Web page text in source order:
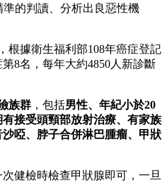
的判讀、分析出良惡性機
根據衛生福利部108年癌症登記
8名，每年大約4850人新診斷
族群 ，包括男性、年紀小於20
接受頭頸部放射治療、有家族
啞、脖子合併淋巴腫瘤、甲狀
健檢時檢查甲狀腺即可，一旦